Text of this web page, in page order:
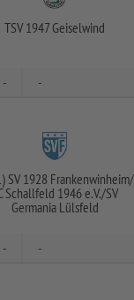
TSV 1947 Geiselwind
- -
SV 1928 Frankenwinheim/
Schallfeld 1946 e.V./SV
Germania Lülsfeld
- -